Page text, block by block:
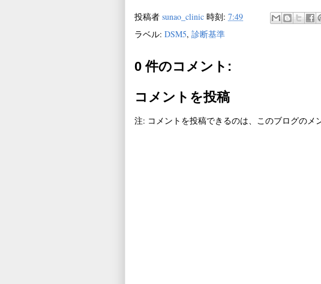
投稿者 sunao_clinic 時刻: 7:49
ラベル: DSM5, 診断基準
0 件のコメント:
コメントを投稿
注: コメントを投稿できるのは、このブログのメ